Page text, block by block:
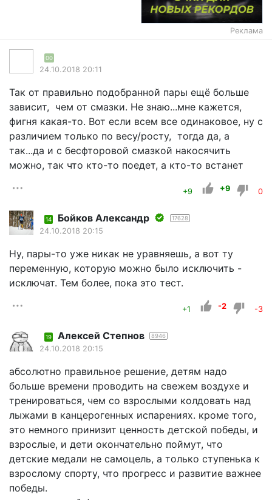
Реклама
00
24.10.2018 20:11
Так от правильно подобранной пары ещё больше
зависит, чем от смазки. Не знаю...мне кажется,
фигня какая-то. Вот если всем все одинаковое, ну с
различием только по весу/росту, тогда да, а
так...да и с бесфторовой смазкой накосячить
можно, так что кто-то поедет, а кто-то встанет
+9 +9 0
14 Бойков Александр 17628
24.10.2018 20:15
Ну, пары-то уже никак не уравняешь, а вот ту
переменную, которую можно было исключить -
исключат. Тем более, пока это тест.
+1 -2 -3
19 Алексей Степнов 8946
24.10.2018 20:15
абсолютно правильное решение, детям надо
больше времени проводить на свежем воздухе и
тренироваться, чем со взрослыми колдовать над
лыжами в канцерогенных испарениях. кроме того,
это немного принизит ценность детской победы, и
взрослые, и дети окончательно поймут, что
детские медали не самоцель, а только ступенька к
взрослому спорту, что прогресс и развитие важнее
победы.